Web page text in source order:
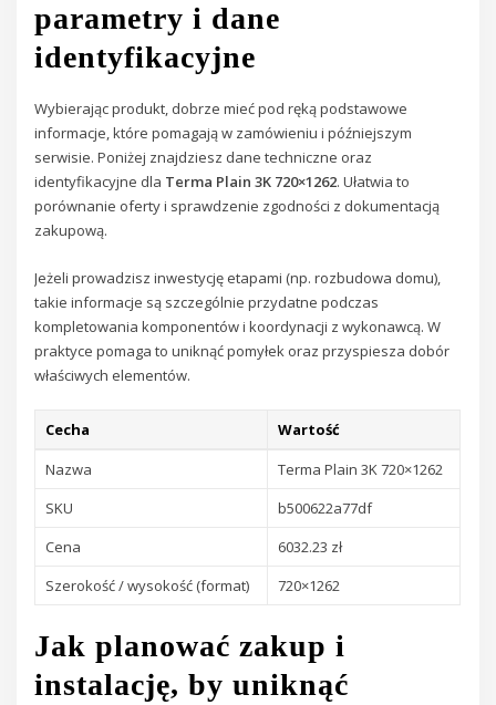
parametry i dane
identyfikacyjne
Wybierając produkt, dobrze mieć pod ręką podstawowe
informacje, które pomagają w zamówieniu i późniejszym
serwisie. Poniżej znajdziesz dane techniczne oraz
identyfikacyjne dla Terma Plain 3K 720×1262. Ułatwia to
porównanie oferty i sprawdzenie zgodności z dokumentacją
zakupową.
Jeżeli prowadzisz inwestycję etapami (np. rozbudowa domu),
takie informacje są szczególnie przydatne podczas
kompletowania komponentów i koordynacji z wykonawcą. W
praktyce pomaga to uniknąć pomyłek oraz przyspiesza dobór
właściwych elementów.
Cecha
Wartość
Nazwa
Terma Plain 3K 720×1262
SKU
b500622a77df
Cena
6032.23 zł
Szerokość / wysokość (format)
720×1262
Jak planować zakup i
instalację, by uniknąć